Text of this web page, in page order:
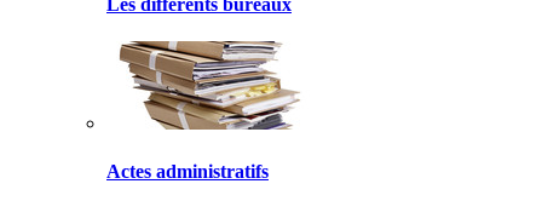
Les différents bureaux
Actes administratifs